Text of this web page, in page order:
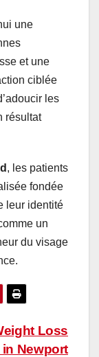
une
et une
ciblée
les
résultat
, les patients
fondée
leur identité
un
du visage
Loss
Newport